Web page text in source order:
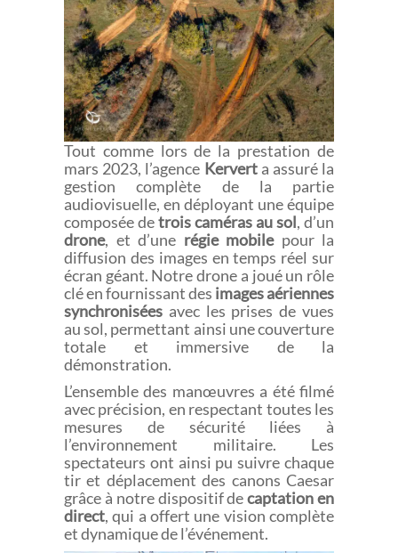
Tout comme lors de la prestation de
mars 2023, l’agence Kerverta assuré la
gestion complète de la partie
audiovisuelle, en déployant une équipe
composée detrois caméras au sol, d’un
drone, et d’une régie mobilepour la
diffusion des images en temps réel sur
écran géant. Notre drone a joué un rôle
clé en fournissant des images aériennes
synchronisées avec les prises de vues
au sol, permettant ainsi une couverture
totale et immersive de la
démonstration.
L’ensemble des manœuvres a été filmé
avec précision, en respectant toutes les
mesures de sécurité liées à
l’environnement militaire. Les
spectateurs ont ainsi pu suivre chaque
tir et déplacement des canons Caesar
grâce à notre dispositif decaptation en
direct, qui a offert une vision complète
et dynamique de l’événement.